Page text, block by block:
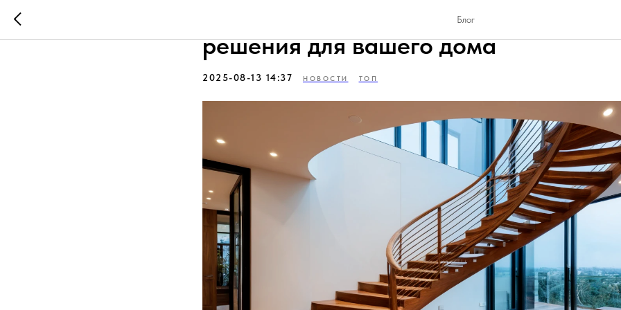
Блог
Лестницы сложных форм:
решения для вашего дома
2025-08-13 14:37 НОВОСТИ ТОП